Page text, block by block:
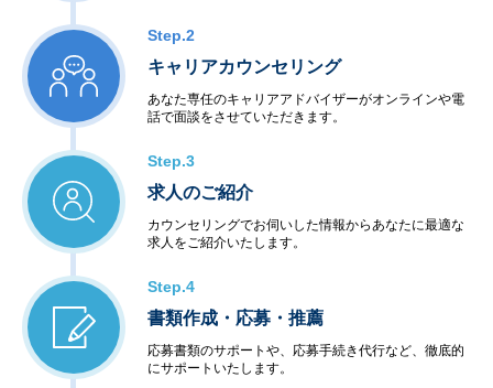
Step.2
キャリアカウンセリング
あなた専任のキャリアアドバイザーがオンラインや電
話で面談をさせていただきます。
Step.3
求人のご紹介
カウンセリングでお伺いした情報からあなたに最適な
求人をご紹介いたします。
Step.4
書類作成・応募・推薦
応募書類のサポートや、応募手続き代行など、徹底的
にサポートいたします。